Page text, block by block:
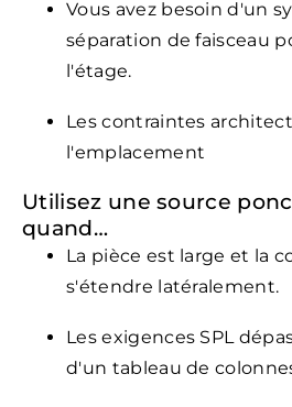
Vous avez besoin d'un
séparation de faisceau
l'étage.
Les contraintes
l'emplacement
Utilisez une source
quand…
La pièce est large et la
s'étendre latéralement.
Les exigences SPL
d'un tableau de